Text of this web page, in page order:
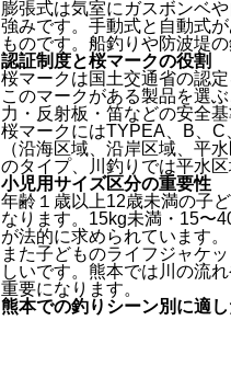
膨張式は気室にガスボンベ
強みです。手動式と自動式
ものです。船釣りや防波堤
認証制度と桜マークの役割
桜マークは国土交通省の認
このマークがある製品を選
力・反射板・笛などの安全
桜マークにはTYPEA、B、
（沿海区域、沿岸区域、平
のタイプ、川釣りでは平水
小児用サイズ区分の重要性
年齢１歳以上12歳未満の子
なります。15kg未満・15〜
が法的に求められています。
また子どものライフジャケ
しいです。熊本では川の流
重要になります。
熊本での釣りシーン別に適